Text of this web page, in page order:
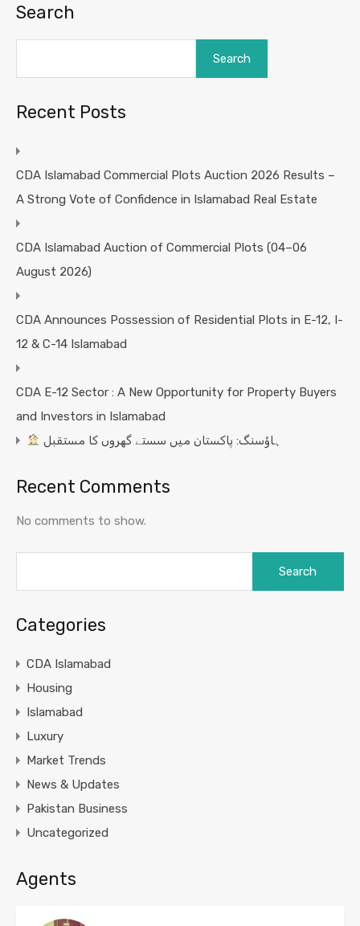
Search
Search
Recent Posts
CDA Islamabad Commercial Plots Auction 2026 Results –
A Strong Vote of Confidence in Islamabad Real Estate
CDA Islamabad Auction of Commercial Plots (04–06
August 2026)
CDA Announces Possession of Residential Plots in E-12, I-
12 & C-14 Islamabad
CDA E-12 Sector : A New Opportunity for Property Buyers
and Investors in Islamabad
ہاؤسنگ: پاکستان میں سستے گھروں کا مستقبل
Recent Comments
No comments to show.
Categories
CDA Islamabad
Housing
Islamabad
Luxury
Market Trends
News & Updates
Pakistan Business
Uncategorized
Agents